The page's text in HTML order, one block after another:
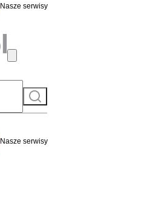
Nasze serwisy
Szukaj
Nasze serwisy